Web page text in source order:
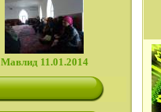
Мавлид 11.01.2014